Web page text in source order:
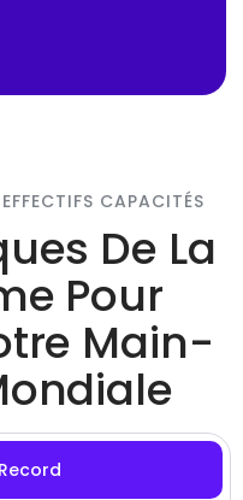
CAPACITÉS
De La
Pour
Main-